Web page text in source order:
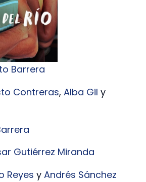
Barrera
Contreras, Alba Gil y
Gutiérrez Miranda
Reyes y Andrés Sánchez